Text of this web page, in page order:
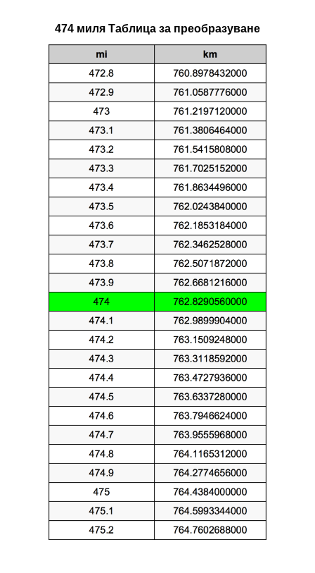
474 миля Таблица за преобразуване